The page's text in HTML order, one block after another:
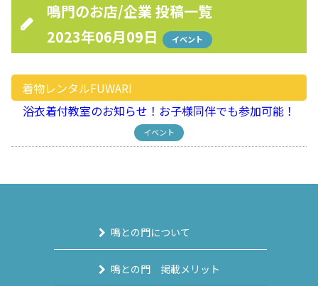
鳴門のお店/企業 投稿一覧
2023年06月09日
イベント
着物レンタルFUWARI
浴衣着付教室のお知らせ！お子様同伴でも参加可能！
イベント
鳴との門について
鳴との門 掲載メリット